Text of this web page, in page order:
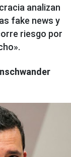
analizan
fake news y
riesgo por